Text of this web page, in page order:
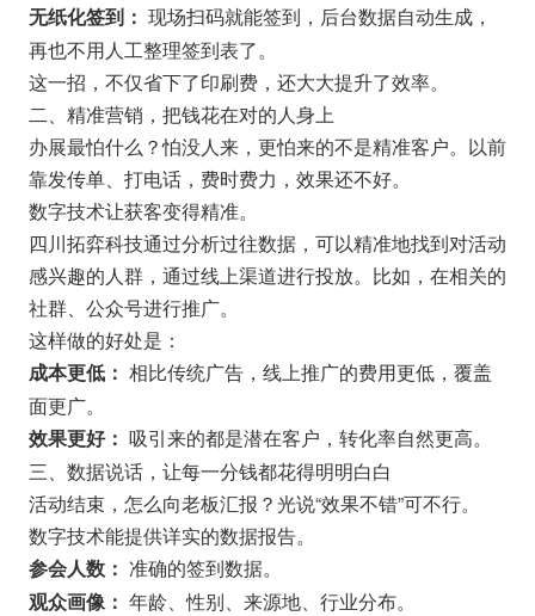
无纸化签到： 现场扫码就能签到，后台数据自动生成，
再也不用人工整理签到表了。
这一招，不仅省下了印刷费，还大大提升了效率。
二、精准营销，把钱花在对的人身上
办展最怕什么？怕没人来，更怕来的不是精准客户。以前
靠发传单、打电话，费时费力，效果还不好。
数字技术让获客变得精准。
四川拓弈科技通过分析过往数据，可以精准地找到对活动
感兴趣的人群，通过线上渠道进行投放。比如，在相关的
社群、公众号进行推广。
这样做的好处是：
成本更低： 相比传统广告，线上推广的费用更低，覆盖
面更广。
效果更好： 吸引来的都是潜在客户，转化率自然更高。
三、数据说话，让每一分钱都花得明明白白
活动结束，怎么向老板汇报？光说“效果不错”可不行。
数字技术能提供详实的数据报告。
参会人数： 准确的签到数据。
观众画像： 年龄、性别、来源地、行业分布。